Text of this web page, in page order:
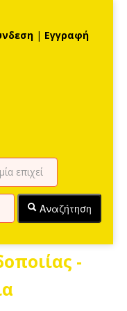
| Εγγραφή
Αναζήτηση
-